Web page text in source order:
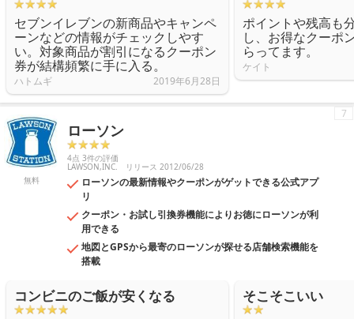
セブンイレブンの新商品やキャンペ
ーンなどの情報がチェックしやす
い。対象商品が割引になるクーポン
券が結構頻繁に手に入る。
ハトムギ 2019年6月28日
ポイントや残高も
し、お得なクーポ
らってます。
ケイト
無料
ローソン
4点 3件の評価
LAWSON,INC. リリース 2012/06/28
ローソンの最新情報やクーポンがゲットできる公式アプ
リ
クーポン・お試し引換券機能によりお徳にローソンが利
用できる
地図とGPSから最寄のローソンが探せる店舗検索機能を
搭載
7
コンビニのご飯が安くなる そこそこいい